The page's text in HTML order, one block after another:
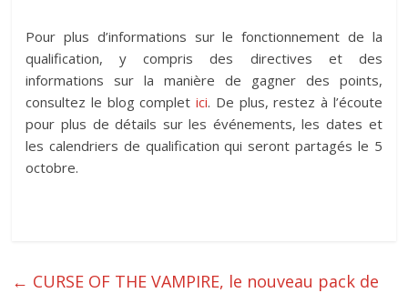
Pour plus d’informations sur le fonctionnement de la
qualification, y compris des directives et des
informations sur la manière de gagner des points,
consultez le blog completici. De plus, restez à l’écoute
pour plus de détails sur les événements, les dates et
les calendriers de qualification qui seront partagés le 5
octobre.
← CURSE OF THE VAMPIRE, le nouveau pack de